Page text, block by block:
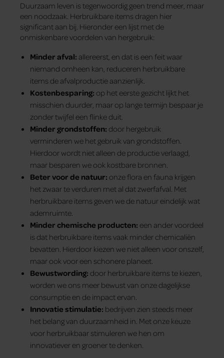
Duurzaam leven is tegenwoordig geen trend meer, maar
een noodzaak. Herbruikbare items dragen hier
significant aan bij. Hieronder een lijst met de
onmiskenbare voordelen van hergebruik:
Minder afval: allereerst, en dat is een feit waar
niemand omheen kan, reduceren herbruikbare
items de afvalproductie aanzienlijk.
Kostenbesparing: op het eerste gezicht lijkt het
misschien duurder, maar op lange termijn bespaar je
zonder twijfel een flinke duit.
Minder grondstoffen: door hergebruik
verminderen we het gebruik van grondstoffen.
Hierdoor wordt niet alleen de productie verlaagd,
maar besparen we ook kostbare bronnen.
Beter voor de natuur: onze flora en fauna krijgen
het zwaar te verduren met al dat zwerfafval. Met
herbruikbare items geven we de natuur eindelijk wat
ademruimte.
Minder chemische producten: een ander voordeel
is dat herbruikbare items vaak minder chemicaliën
bevatten. Hierdoor kiezen we niet alleen voor onszelf,
maar ook voor een schonere planeet.
Bewustwording: door herbruikbare items te kiezen,
worden we ons meer bewust van onze dagelijkse
consumptie en de impact ervan.
Innovatie stimulatie: bedrijven zien steeds meer
het belang van duurzaamheid in. Met onze keuze
voor herbruikbaar stimuleren we hen om
innovatiever en groener te denken.